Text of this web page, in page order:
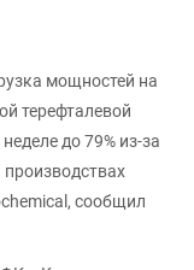
мощностей на
терефталевой
до 79% из-за
сообщил